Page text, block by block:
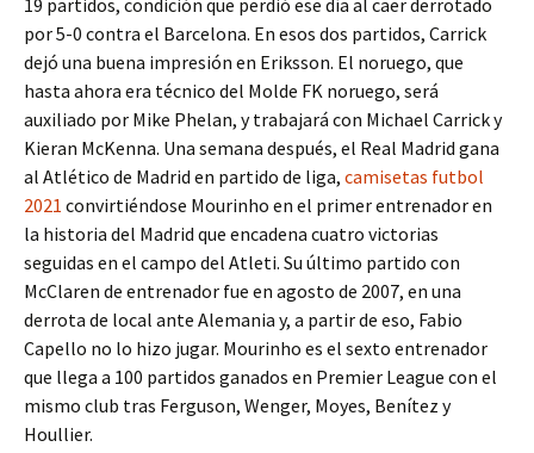
19 partidos, condición que perdió ese día al caer derrotado
por 5-0 contra el Barcelona. En esos dos partidos, Carrick
dejó una buena impresión en Eriksson. El noruego, que
hasta ahora era técnico del Molde FK noruego, será
auxiliado por Mike Phelan, y trabajará con Michael Carrick y
Kieran McKenna. Una semana después, el Real Madrid gana
al Atlético de Madrid en partido de liga, camisetas futbol
2021 convirtiéndose Mourinho en el primer entrenador en
la historia del Madrid que encadena cuatro victorias
seguidas en el campo del Atleti. Su último partido con
McClaren de entrenador fue en agosto de 2007, en una
derrota de local ante Alemania y, a partir de eso, Fabio
Capello no lo hizo jugar. Mourinho es el sexto entrenador
que llega a 100 partidos ganados en Premier League con el
mismo club tras Ferguson, Wenger, Moyes, Benítez y
Houllier.